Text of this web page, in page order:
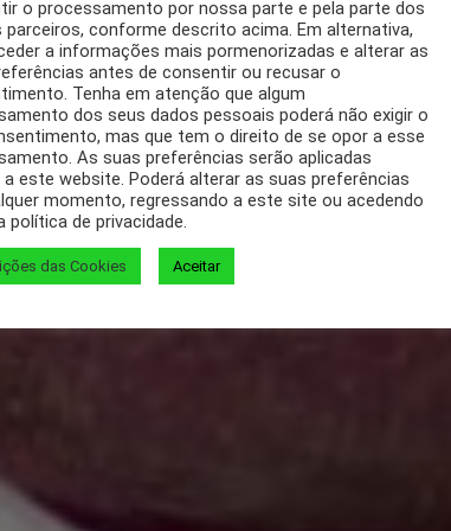
o processamento por nossa parte e pela parte dos
parceiros, conforme descrito acima. Em alternativa,
a informações mais pormenorizadas e alterar as
antes de consentir ou recusar o
Tenha em atenção que algum
dos seus dados pessoais poderá não exigir o
mas que tem o direito de se opor a esse
As suas preferências serão aplicadas
a este website. Poderá alterar as suas preferências
momento, regressando a este site ou acedendo
política de privacidade.
das Cookies Aceitar